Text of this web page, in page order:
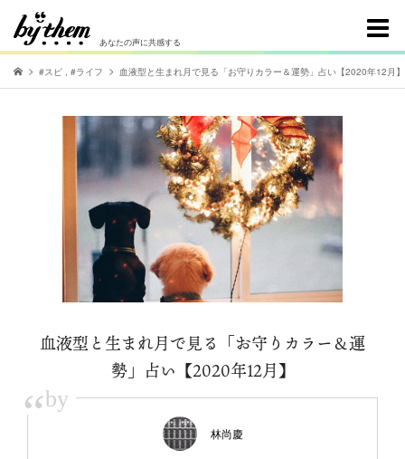
あなたの声に共感する
#スピ , #ライフ 血液型と生まれ月で見る「お守りカラー＆運勢」占い【2020年12月】
血液型と生まれ月で見る「お守りカラー＆運
勢」占い【2020年12月】
“by
林尚慶